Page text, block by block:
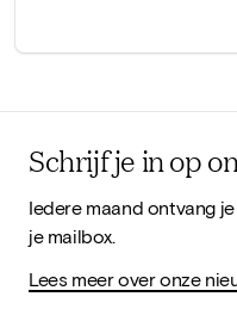
Schrijf je in op
Iedere maand ontvang
je mailbox.
Lees meer over onze